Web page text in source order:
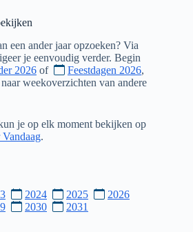
een ander jaar opzoeken? Via
je eenvoudig verder. Begin
2026 of Feestdagen 2026,
weekoverzichten van andere
je op elk moment bekijken op
.
2024 2025
2026
2030 2031